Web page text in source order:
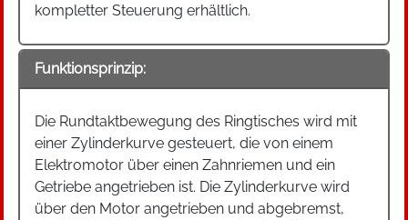
kompletter Steuerung erhältlich.
Funktionsprinzip:
Die Rundtaktbewegung des Ringtisches wird mit
einer Zylinderkurve gesteuert, die von einem
Elektromotor über einen Zahnriemen und ein
Getriebe angetrieben ist. Die Zylinderkurve wird
über den Motor angetrieben und abgebremst,